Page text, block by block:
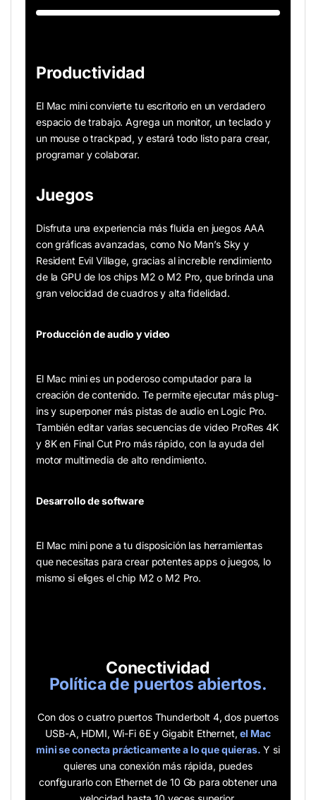
Productividad
El Mac mini convierte tu escritorio en un verdadero
espacio de trabajo. Agrega un monitor, un teclado y
un mouse o trackpad, y estará todo listo para crear,
programar y colaborar.
Juegos
Disfruta una experiencia más fluida en juegos AAA
con gráficas avanzadas, como No Man’s Sky y
Resident Evil Village, gracias al increíble rendimiento
de la GPU de los chips M2 ​​o M2 Pro, que brinda una
gran velocidad de cuadros y alta fidelidad.
Producción de audio y video
El Mac mini es un poderoso computador para la
creación de contenido. Te permite ejecutar más plug-
ins y superponer más pistas de audio en Logic Pro.
También editar varias secuencias de video ProRes 4K
y 8K en Final Cut Pro más rápido, con la ayuda del
motor multimedia de alto rendimiento.
Desarrollo de software
El Mac mini pone a tu disposición las herramientas
que necesitas para crear potentes apps o juegos, lo
mismo si eliges el chip M2 o M2 Pro.
Conectividad
Política de puertos abiertos.
Con dos o cuatro puertos Thunderbolt 4, dos puertos
USB-A, HDMI, Wi-Fi 6E y Gigabit Ethernet,el Mac
mini se conecta prácticamente a lo que quieras. Y si
quieres una conexión más rápida, puedes
configurarlo con Ethernet de 10 Gb para obtener una